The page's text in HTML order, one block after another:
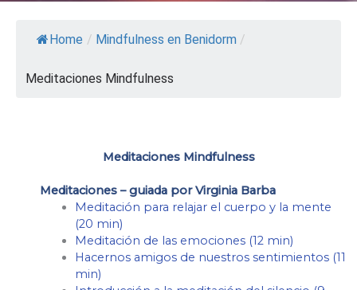
Home / Mindfulness en Benidorm /
Meditaciones Mindfulness
Meditaciones Mindfulness
Meditaciones – guiada por Virginia Barba
Meditación para relajar el cuerpo y la mente
(20 min)
Meditación de las emociones (12 min)
Hacernos amigos de nuestros sentimientos (11
min)